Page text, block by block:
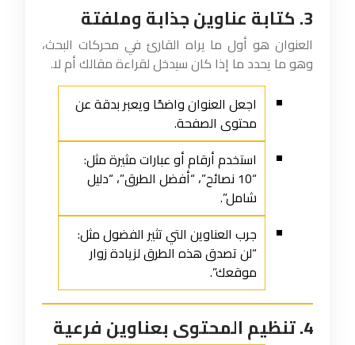
3. كتابة عناوين جذابة وملفتة
العنوان هو أول ما يراه القارئ في محركات البحث،
وهو ما يحدد ما إذا كان سيدخل لقراءة مقالك أم لا.
اجعل العنوان واضحًا ويعبر بدقة عن
محتوى الصفحة.
استخدم أرقام أو عبارات مثيرة مثل:
“10 نصائح”، “أفضل الطرق”، “دليل
شامل”.
جرب العناوين التي تثير الفضول مثل:
“لن تصدق هذه الطرق لزيادة زوار
موقعك”.
4. تنظيم المحتوى بعناوين فرعية